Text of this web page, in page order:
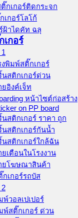
กเกอร์ติดกระจก
เกอร์โลโก้
ฝ้าไดคัท ฉลุ
กอร์
งพิมพ์สติ๊กเกอร์
นสติกเกอร์ด่วน
ยอิงค์เจ็ท
หน้าไซต์ก่อสร้าง
on PP board
นสติกเกอร์ ราคา ถูก
นสติกเกอร์กันน้ำ
นสติกเกอร์ใกล้ฉัน
ยเตือนในโรงงาน
ยโฆษณาสินค้า
กเกอร์รถบัส
2
พ์วอลเปเปอร์
พ์สติ๊กเกอร์ ด่วน